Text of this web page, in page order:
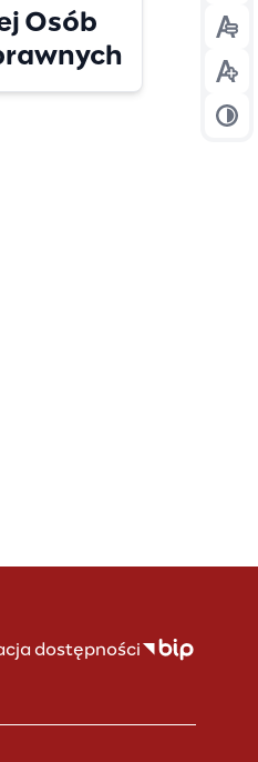
Osób
dostępności